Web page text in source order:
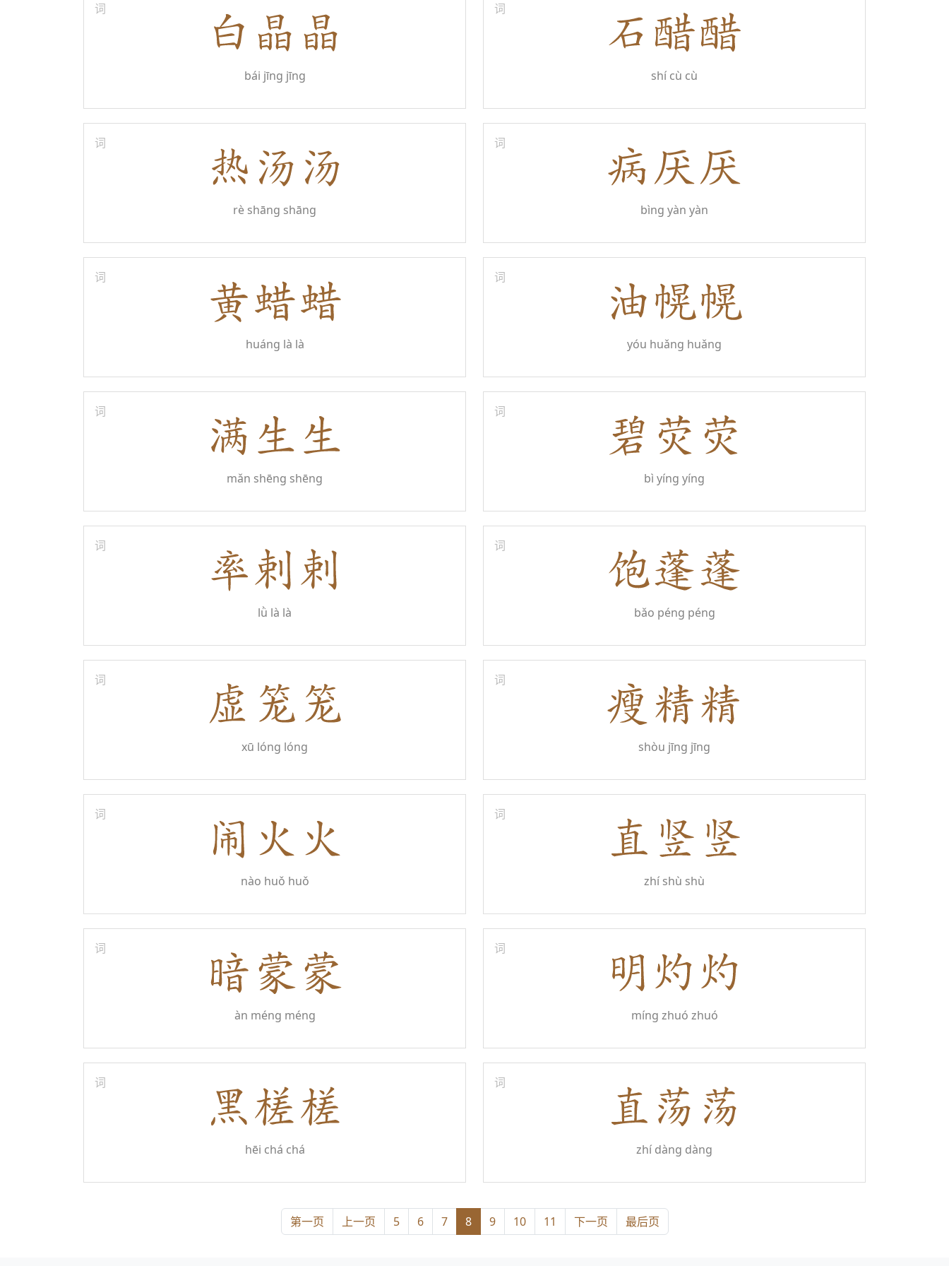
词
bái jīng jīng
词
shí cù cù
词
rè shāng shāng
词
bìng yàn yàn
词
huáng là là
词
yóu huǎng huǎng
词
mǎn shēng shēng
词
bì yíng yíng
词
lǜ là là
词
bǎo péng péng
词
xū lóng lóng
词
shòu jīng jīng
词
nào huǒ huǒ
词
zhí shù shù
词
àn méng méng
词
míng zhuó zhuó
词
hēi chá chá
词
zhí dàng dàng
第一页 上一页 5 6 7 8 9 10 11 下一页 最后页